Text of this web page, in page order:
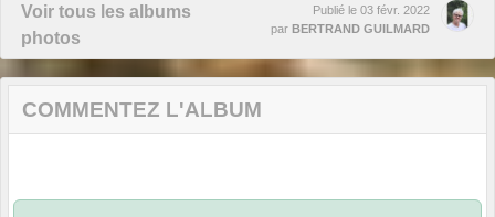
Voir tous les albums
photos
Publié le 03 févr. 2022
par BERTRAND GUILMARD
COMMENTEZ L'ALBUM